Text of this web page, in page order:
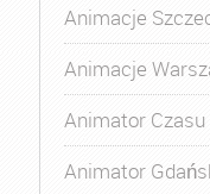
Animacje
Animacje
Animator Czasu
Animator